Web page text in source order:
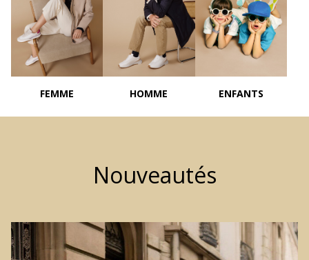
FEMME HOMME ENFANTS
Nouveautés